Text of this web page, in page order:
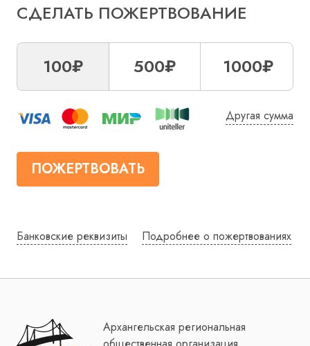
СДЕЛАТЬ ПОЖЕРТВОВАНИЕ
100₽ 500₽ 1000₽
Другая сумма
ПОЖЕРТВОВАТЬ
Банковские реквизиты Подробнее о пожертвованиях
Архангельская региональная